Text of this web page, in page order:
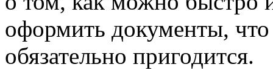
оформить документы,
обязательно пригодится.